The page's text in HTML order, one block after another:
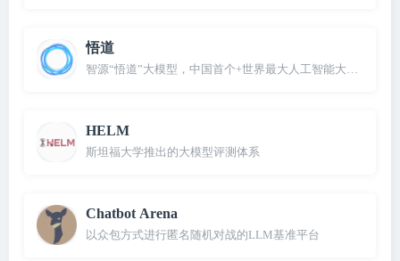
悟道
智源“悟道”大模型，中国首个+世界最大人工智能大模型
HELM
斯坦福大学推出的大模型评测体系
Chatbot Arena
以众包方式进行匿名随机对战的LLM基准平台